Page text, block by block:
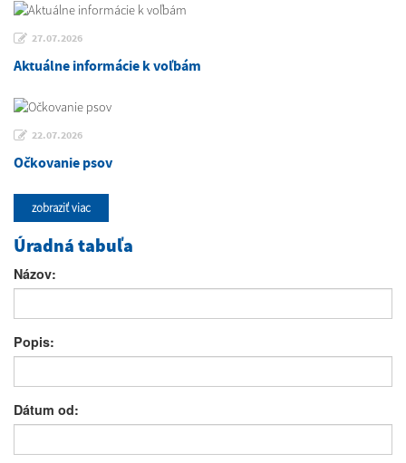
27.07.2026
Aktuálne informácie k voľbám
22.07.2026
Očkovanie psov
zobraziť viac
Úradná tabuľa
Názov:
Popis:
Dátum od: